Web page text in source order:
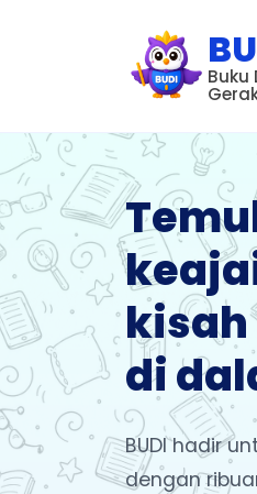
Buku
kisah
di
BUDI hadir
dengan